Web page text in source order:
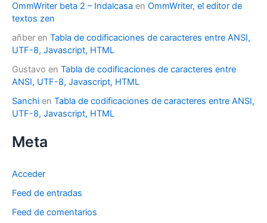
OmmWriter beta 2 – Indalcasa en OmmWriter, el editor de
textos zen
añber en Tabla de codificaciones de caracteres entre ANSI,
UTF-8, Javascript, HTML
Gustavo en Tabla de codificaciones de caracteres entre
ANSI, UTF-8, Javascript, HTML
Sanchi en Tabla de codificaciones de caracteres entre ANSI,
UTF-8, Javascript, HTML
Meta
Acceder
Feed de entradas
Feed de comentarios